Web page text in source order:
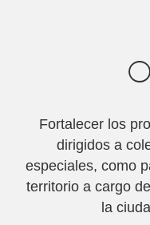
Fortalecer los
dirigidos a
especiales, como
territorio a cargo
la